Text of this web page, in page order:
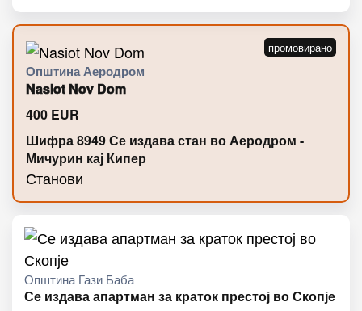
Општина Аеродром
Nasiot Nov Dom
400 EUR
Шифра 8949 Се издава стан во Аеродром -
Мичурин кај Кипер
Станови
Општина Гази Баба
Се издава апартман за краток престој во Скопје